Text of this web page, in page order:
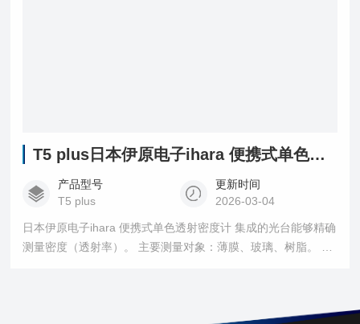
T5 plus日本伊原电子ihara 便携式单色透射密度计
产品型号
T5 plus
更新时间
2026-03-04
日本伊原电子ihara 便携式单色透射密度计 集成的光台能够精确
测量密度（透射率）。 主要测量对象：薄膜、玻璃、树脂。 也